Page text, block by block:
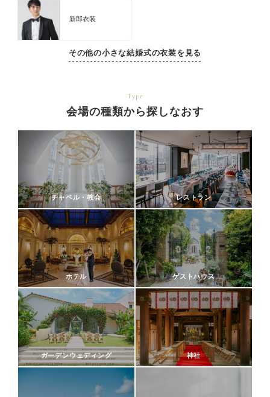
新郎衣装
その他の小さな結婚式の衣装を見る
Type
会場の種類から探しなおす
チャペル・教会 レストラン
ホテル ゲストハウス
ガーデンウェディング 神社